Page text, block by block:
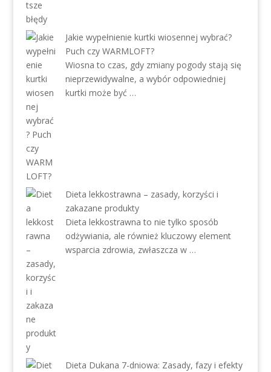
Jakie wypełnienie kurtki wiosennej wybrać?
Puch czy WARMLOFT?
Wiosna to czas, gdy zmiany pogody stają się
nieprzewidywalne, a wybór odpowiedniej
kurtki może być …
Dieta lekkostrawna – zasady, korzyści i
zakazane produkty
Dieta lekkostrawna to nie tylko sposób
odżywiania, ale również kluczowy element
wsparcia zdrowia, zwłaszcza w …
Dieta Dukana 7-dniowa: Zasady, fazy i efekty